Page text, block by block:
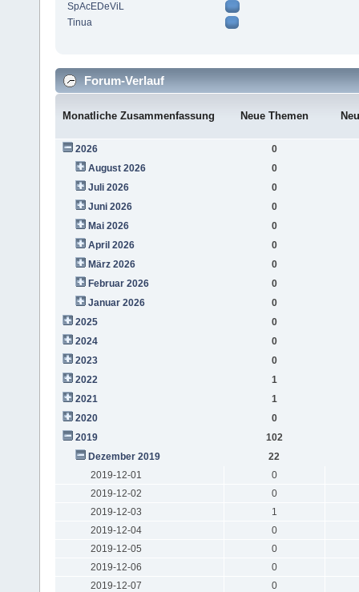
SpAcEDeViL
Tinua
Forum-Verlauf
Monatliche Zusammenfassung Neue Themen
2026
0
August 2026
0
Juli 2026
0
Juni 2026
0
Mai 2026
0
April 2026
0
März 2026
0
Februar 2026
0
Januar 2026
0
2025
0
2024
0
2023
0
2022
1
2021
1
2020
0
2019
102
Dezember 2019
22
2019-12-01
0
2019-12-02
0
2019-12-03
1
2019-12-04
0
2019-12-05
0
2019-12-06
0
2019-12-07
0